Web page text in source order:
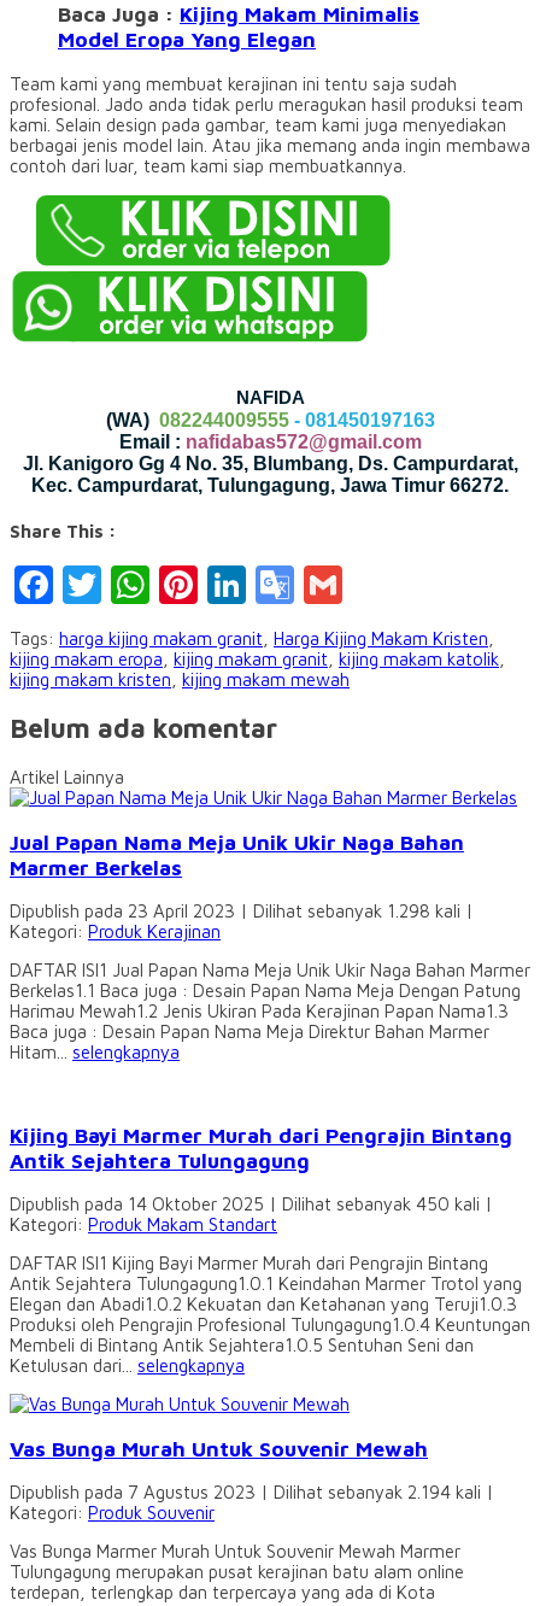
Baca Juga : Kijing Makam Minimalis
Model Eropa Yang Elegan
Team kami yang membuat kerajinan ini tentu saja sudah
profesional. Jado anda tidak perlu meragukan hasil produksi team
kami. Selain design pada gambar, team kami juga menyediakan
berbagai jenis model lain. Atau jika memang anda ingin membawa
contoh dari luar, team kami siap membuatkannya.
NAFIDA
(WA)082244009555 - 081450197163
Email : nafidabas572@gmail.com
Jl. Kanigoro Gg 4 No. 35, Blumbang, Ds. Campurdarat,
Kec. Campurdarat, Tulungagung, Jawa Timur 66272.
Share This :
Facebook
Twitter
WhatsApp
Pinterest
LinkedIn
Google
Translate
Tags: harga kijing makam granit Harga Kijing Makam Kristen
kijing makam eropa kijing makam granit kijing makam katolik
kijing makam kristen kijing makam mewah
Belum ada komentar
Artikel Lainnya
Jual Papan Nama Meja Unik Ukir Naga Bahan
Marmer Berkelas
Dipublish pada 23 April 2023 | Dilihat sebanyak 1.298 kali |
Kategori: Produk Kerajinan
DAFTAR ISI1 Jual Papan Nama Meja Unik Ukir Naga Bahan Marmer
Berkelas1.1 Baca juga : Desain Papan Nama Meja Dengan Patung
Harimau Mewah1.2 Jenis Ukiran Pada Kerajinan Papan Nama1.3
Baca juga : Desain Papan Nama Meja Direktur Bahan Marmer
Hitam... selengkapnya
Kijing Bayi Marmer Murah dari Pengrajin Bintang
Antik Sejahtera Tulungagung
Dipublish pada 14 Oktober 2025 | Dilihat sebanyak 450 kali |
Kategori: Produk Makam Standart
DAFTAR ISI1 Kijing Bayi Marmer Murah dari Pengrajin Bintang
Antik Sejahtera Tulungagung1.0.1 Keindahan Marmer Trotol yang
Elegan dan Abadi1.0.2 Kekuatan dan Ketahanan yang Teruji1.0.3
Produksi oleh Pengrajin Profesional Tulungagung1.0.4 Keuntungan
Membeli di Bintang Antik Sejahtera1.0.5 Sentuhan Seni dan
Ketulusan dari... selengkapnya
Vas Bunga Murah Untuk Souvenir Mewah
Dipublish pada 7 Agustus 2023 | Dilihat sebanyak 2.194 kali |
Kategori: Produk Souvenir
Vas Bunga Marmer Murah Untuk Souvenir Mewah Marmer
Tulungagung merupakan pusat kerajinan batu alam online
terdepan, terlengkap dan terpercaya yang ada di Kota